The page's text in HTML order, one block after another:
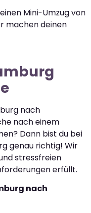
Mini-Umzug von
machen deinen
nach
nach einem
Dann bist du bei
genau richtig! Wir
stressfreien
erfüllt.
nach